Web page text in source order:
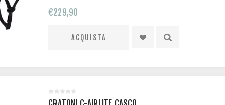
sicurezza.
€229,90